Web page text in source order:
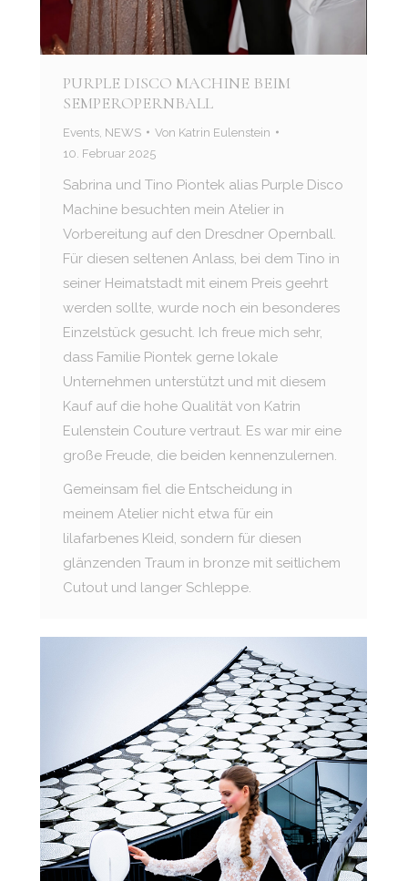
PURPLE DISCO MACHINE BEIM
SEMPEROPERNBALL
Events, NEWS Von Katrin Eulenstein
10. Februar 2025
Sabrina und Tino Piontek alias Purple Disco
Machine besuchten mein Atelier in
Vorbereitung auf den Dresdner Opernball.
Für diesen seltenen Anlass, bei dem Tino in
seiner Heimatstadt mit einem Preis geehrt
werden sollte, wurde noch ein besonderes
Einzelstück gesucht. Ich freue mich sehr,
dass Familie Piontek gerne lokale
Unternehmen unterstützt und mit diesem
Kauf auf die hohe Qualität von Katrin
Eulenstein Couture vertraut. Es war mir eine
große Freude, die beiden kennenzulernen.
Gemeinsam fiel die Entscheidung in
meinem Atelier nicht etwa für ein
lilafarbenes Kleid, sondern für diesen
glänzenden Traum in bronze mit seitlichem
Cutout und langer Schleppe.